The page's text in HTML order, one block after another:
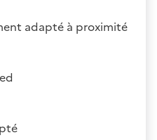
adapté à proximité